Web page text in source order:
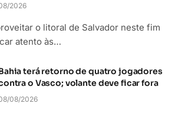
2026
o litoral de Salvador neste fim
atento às…
terá retorno de quatro jogadores
o Vasco; volante deve ficar fora
08/2026